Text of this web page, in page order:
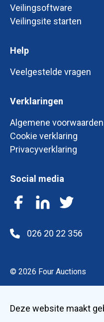
Veilingsoftware
Veilingsite starten
Help
Veelgestelde vragen
Verklaringen
Algemene voorwaarden
Cookie verklaring
Privacyverklaring
Social media
FacebookLinkedInTwitter
026 20 22 356
© 2026 Four Auctions
Deze website maakt